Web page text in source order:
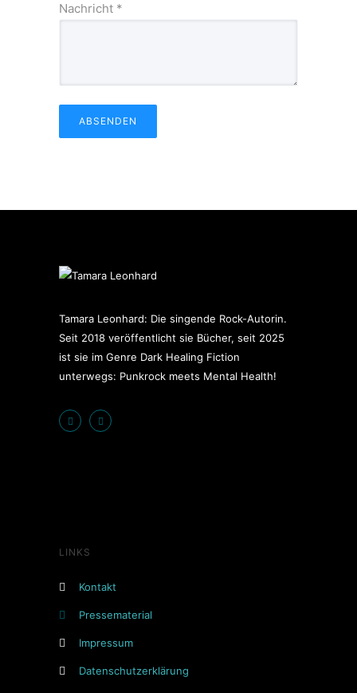
Nachricht *
ABSENDEN
Tamara Leonhard: Die singende Rock-Autorin.
Seit 2018 veröffentlicht sie Bücher, seit 2025
ist sie im Genre Dark Healing Fiction
unterwegs: Punkrock meets Mental Health!
LINKS
Kontakt
Pressematerial
Impressum
Datenschutzerklärung